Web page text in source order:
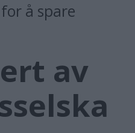
inn
å spare
av